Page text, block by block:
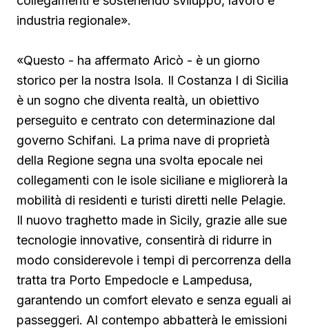
industria regionale».
«Questo - ha affermato Aricò - è un giorno
storico per la nostra Isola. Il Costanza I di Sicilia
è un sogno che diventa realtà, un obiettivo
perseguito e centrato con determinazione dal
governo Schifani. La prima nave di proprietà
della Regione segna una svolta epocale nei
collegamenti con le isole siciliane e migliorerà la
mobilità di residenti e turisti diretti nelle Pelagie.
Il nuovo traghetto made in Sicily, grazie alle sue
tecnologie innovative, consentirà di ridurre in
modo considerevole i tempi di percorrenza della
tratta tra Porto Empedocle e Lampedusa,
garantendo un comfort elevato e senza eguali ai
passeggeri. Al contempo abbatterà le emissioni